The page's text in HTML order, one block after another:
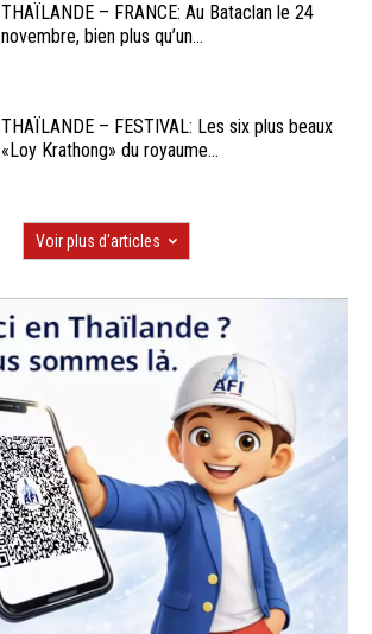
THAÏLANDE – FRANCE: Au Bataclan le 24
novembre, bien plus qu’un...
THAÏLANDE – FESTIVAL: Les six plus beaux
«Loy Krathong» du royaume...
Voir plus d'articles